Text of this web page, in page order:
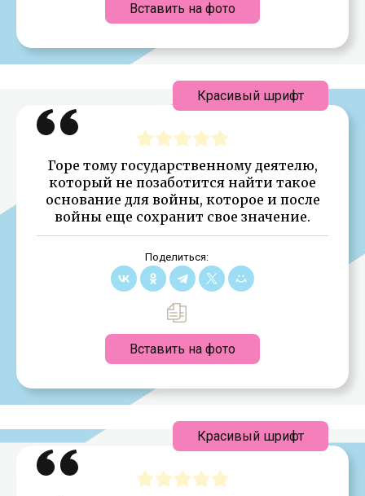
Вставить на фото
Горе тому государственному деятелю,
который не позаботится найти такое
основание для войны, которое и после
войны еще сохранит свое значение.
Поделиться:
Вставить на фото
Красивый шрифт
Красивый шрифт